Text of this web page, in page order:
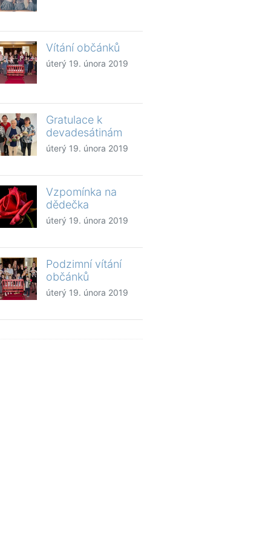
Vítání občánků
úterý 19. února 2019
Gratulace k
devadesátinám
úterý 19. února 2019
Vzpomínka na
dědečka
úterý 19. února 2019
Podzimní vítání
občánků
úterý 19. února 2019